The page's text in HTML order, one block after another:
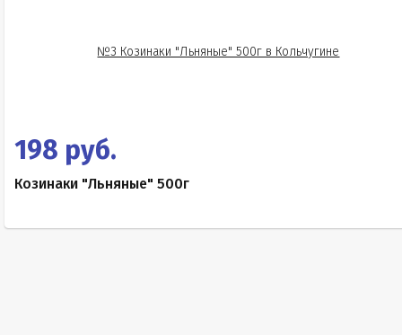
198 руб.
Козинаки "Льняные" 500г